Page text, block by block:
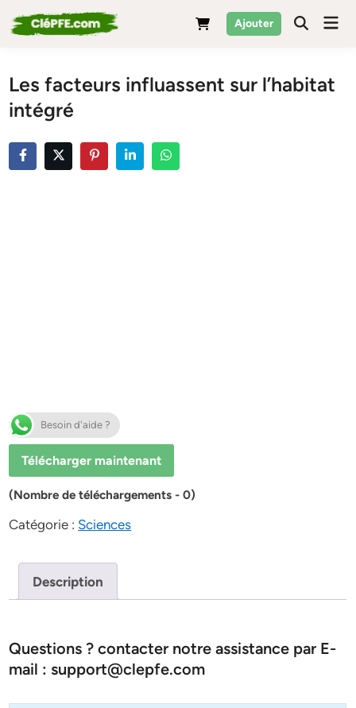
to
Ajouter
Les facteurs influassent sur l’habitat
intégré
Besoin d'aide ?
Télécharger maintenant
(Nombre de téléchargements - 0)
Catégorie : Sciences
Description
Questions ? contacter notre assistance par E-
mail : support@clepfe.com